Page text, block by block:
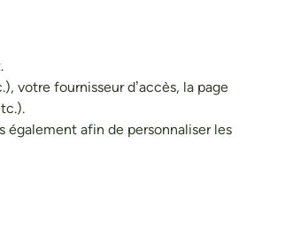
votre fournisseur d’accès, la page
également afin de personnaliser les